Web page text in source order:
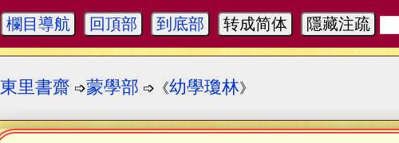
欄目導航 回頂部 到底部 转成简体 隱藏注疏
東里書齋 ➩蒙學部 ➩《幼學瓊林》